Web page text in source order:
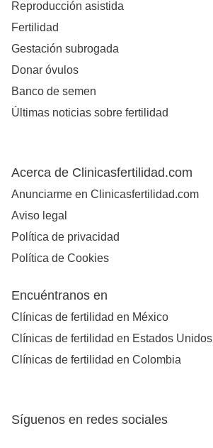
Reproducción asistida
Fertilidad
Gestación subrogada
Donar óvulos
Banco de semen
Últimas noticias sobre fertilidad
Acerca de Clinicasfertilidad.com
Anunciarme en Clinicasfertilidad.com
Aviso legal
Política de privacidad
Política de Cookies
Encuéntranos en
Clínicas de fertilidad en México
Clínicas de fertilidad en Estados Unidos
Clínicas de fertilidad en Colombia
Síguenos en redes sociales